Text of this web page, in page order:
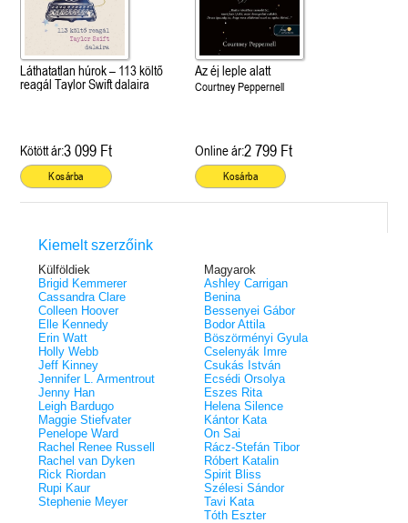
Láthatatlan húrok – 113 költő
reagál Taylor Swift dalaira
Kötött ár:3 099 Ft
Kosárba
Az éj leple alatt
Courtney Peppernell
Online ár:2 799 Ft
Kosárba
Kiemelt szerzőink
Külföldiek
Brigid Kemmerer
Cassandra Clare
Colleen Hoover
Elle Kennedy
Erin Watt
Holly Webb
Jeff Kinney
Jennifer L. Armentrout
Jenny Han
Leigh Bardugo
Maggie Stiefvater
Penelope Ward
Rachel Renee Russell
Rachel van Dyken
Rick Riordan
Rupi Kaur
Stephenie Meyer
Magyarok
Ashley Carrigan
Benina
Bessenyei Gábor
Bodor Attila
Böszörményi Gyula
Cselenyák Imre
Csukás István
Ecsédi Orsolya
Eszes Rita
Helena Silence
Kántor Kata
On Sai
Rácz-Stefán Tibor
Róbert Katalin
Spirit Bliss
Szélesi Sándor
Tavi Kata
Tóth Eszter